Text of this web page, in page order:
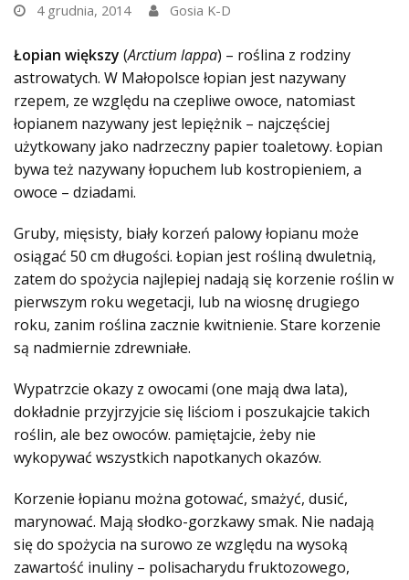
4 grudnia, 2014 Gosia K-D
Łopian większy (Arctium lappa) – roślina z rodziny
astrowatych. W Małopolsce łopian jest nazywany
rzepem, ze względu na czepliwe owoce, natomiast
łopianem nazywany jest lepiężnik – najczęściej
użytkowany jako nadrzeczny papier toaletowy. Łopian
bywa też nazywany łopuchem lub kostropieniem, a
owoce – dziadami.
Gruby, mięsisty, biały korzeń palowy łopianu może
osiągać 50 cm długości. Łopian jest rośliną dwuletnią,
zatem do spożycia najlepiej nadają się korzenie roślin w
pierwszym roku wegetacji, lub na wiosnę drugiego
roku, zanim roślina zacznie kwitnienie. Stare korzenie
są nadmiernie zdrewniałe.
Wypatrzcie okazy z owocami (one mają dwa lata),
dokładnie przyjrzyjcie się liściom i poszukajcie takich
roślin, ale bez owoców. pamiętajcie, żeby nie
wykopywać wszystkich napotkanych okazów.
Korzenie łopianu można gotować, smażyć, dusić,
marynować. Mają słodko-gorzkawy smak. Nie nadają
się do spożycia na surowo ze względu na wysoką
zawartość inuliny – polisacharydu fruktozowego,